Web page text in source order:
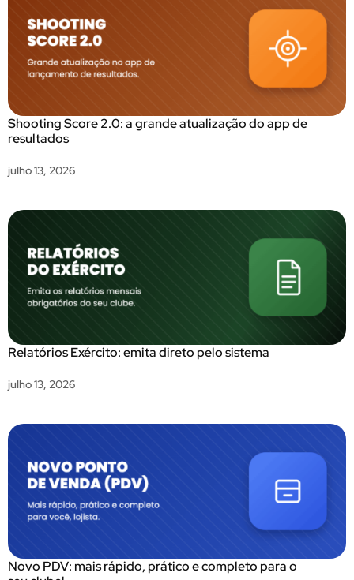
Shooting Score 2.0: a grande atualização do app de
resultados
julho 13, 2026
Relatórios Exército: emita direto pelo sistema
julho 13, 2026
Novo PDV: mais rápido, prático e completo para o